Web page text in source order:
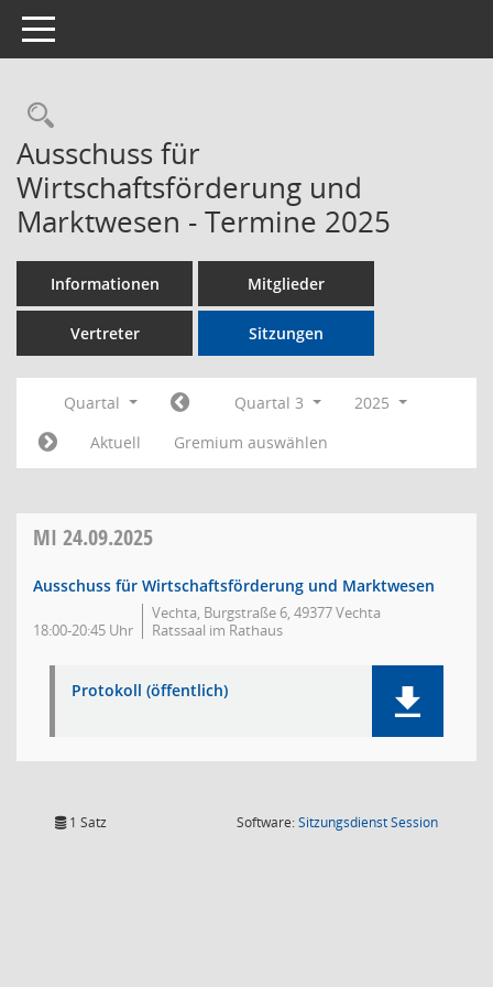
Toggle navigation
Rechercheauswahl
Ausschuss für
Wirtschaftsförderung und
Marktwesen - Termine 2025
Informationen Mitglieder
Vertreter Sitzungen
Quartal Quartal 3
2025
Aktuell
Gremium auswählen
MI 24.09.2025
Ausschuss für Wirtschaftsförderung und Marktwesen
18:00-20:45 Uhr
Vechta, Burgstraße 6, 49377 Vechta
Ratssaal im Rathaus
Protokoll (öffentlich)
1 Satz Software:SitzungsdienstSession(Wird in